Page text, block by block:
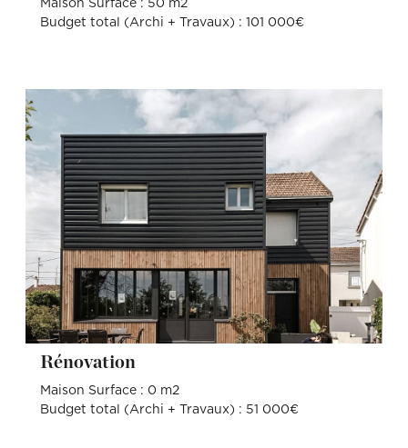
Maison Surface : 50 m2
Budget total (Archi + Travaux) : 101 000€
Rénovation
Maison Surface : 0 m2
Budget total (Archi + Travaux) : 51 000€